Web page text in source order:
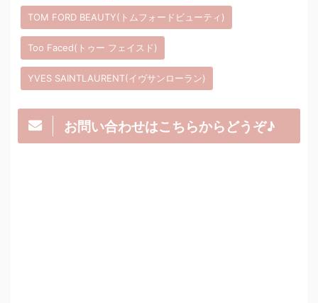
TOM FORD BEAUTY(トムフォードビューティ)
Too Faced(トゥー フェイスド)
YVES SAINTLAURENT(イヴサンローラン)
お問い合わせはこちらからどうぞ♪